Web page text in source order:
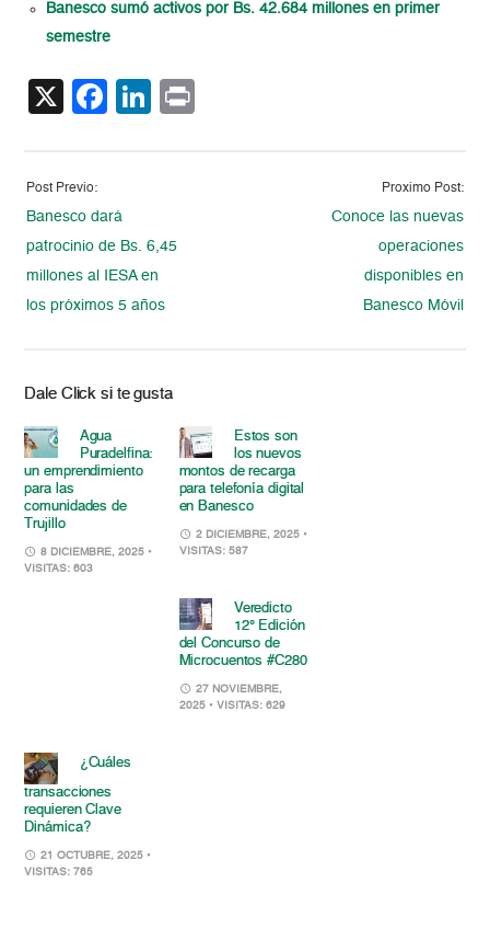
Banesco sumó activos por Bs. 42.684 millones en primer
semestre
X Facebook
LinkedIn
Post Previo:
Banesco dará
patrocinio de Bs. 6,45
millones al IESA en
los próximos 5 años
Proximo Post:
Conoce las nuevas
operaciones
disponibles en
Banesco Móvil
Dale Click si te gusta
Agua
Puradelfina:
un emprendimiento
para las
comunidades de
Trujillo
8 DICIEMBRE, 2025 •
VISITAS: 603
Estos son
los nuevos
montos de recarga
para telefonía digital
en Banesco
2 DICIEMBRE, 2025 •
VISITAS: 587
Veredicto
12° Edición
del Concurso de
Microcuentos #C280
27 NOVIEMBRE,
2025 • VISITAS: 629
¿Cuáles
transacciones
requieren Clave
Dinámica?
21 OCTUBRE, 2025 •
VISITAS: 765